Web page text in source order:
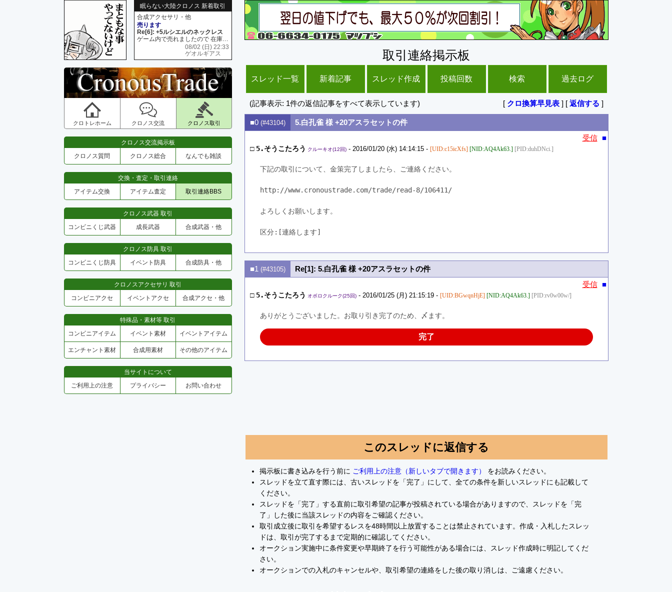
眠らない大陸クロノス 新着取引
合成アクセサリ・他
売ります
Re[6]: +5ルシエルのネックレス
ゲーム内で売れましたので 在庫がネク1 リング4 となります リングのお値段は80G といたします
08/02 (日) 22:33
ゲオルギアス
クロトレホーム クロノス交流 クロノス取引
クロノス交流掲示板
クロノス質問
クロノス総合 なんでも雑談
交換・査定・取引連絡
アイテム交換
アイテム査定 取引連絡BBS
クロノス武器 取引
コンビニくじ武器
成長武器 合成武器・他
クロノス防具 取引
コンビニくじ防具
イベント防具 合成防具・他
クロノスアクセサリ 取引
コンビニアクセ
イベントアクセ 合成アクセ・他
特殊品・素材等 取引
コンビニアイテム
イベント素材 イベントアイテム
エンチャント素材 合成用素材 その他のアイテム
当サイトについて
ご利用上の注意
プライバシー お問い合わせ
取引連絡掲示板
スレッド一覧 新着記事 スレッド作成 投稿回数 検索 過去ログ
(記事表示: 1件の返信記事をすべて表示しています) [ クロ換算早見表] [ 返信する ]
■0 (#43104) 5.白孔雀 様 +20アスラセットの件
受信 ■
□ 5.そうこたろう クルーキオ(12回)- 2016/01/20 (水) 14:14:15 - [UID:c15icXfs] [NID:AQ4Ak63.] [PID:duhDNci.]
下記の取引について、金策完了しましたら、ご連絡ください。
http://www.cronoustrade.com/trade/read-8/106411/
よろしくお願いします。
区分:[連絡します]
■1 (#43105) Re[1]: 5.白孔雀 様 +20アスラセットの件
受信 ■
□ 5.そうこたろう オボロクルーク(25回)- 2016/01/25 (月) 21:15:19 - [UID:BGwqnHjE] [NID:AQ4Ak63.] [PID:rv0w00w/]
ありがとうございました。お取り引き完了のため、〆ます。
完了
このスレッドに返信する
掲示板に書き込みを行う前に ご利用上の注意（新しいタブで開きます）
をお読みください。
スレッドを立て直す際には、古いスレッドを「完了」にして、全ての条件を新しいスレッドにも記載して
ください。
スレッドを「完了」する直前に取引希望の記事が投稿されている場合がありますので、スレッドを「完
了」した後に当該スレッドの内容をご確認ください。
取引成立後に取引を希望するレスを48時間以上放置することは禁止されています。作成・入札したスレッ
ドは、取引が完了するまで定期的に確認してください。
オークション実施中に条件変更や早期終了を行う可能性がある場合には、スレッド作成時に明記してくだ
さい。
オークションでの入札のキャンセルや、取引希望の連絡をした後の取り消しは、ご遠慮ください。